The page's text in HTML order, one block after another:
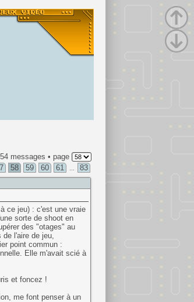
messages • page
58 59 60 61 83
ce jeu) : c'est une vraie
sorte de shoot en
des "otages" au
de l'aire de jeu,
point commun :
Elle m'avait scié à
et foncez !
me font penser à un